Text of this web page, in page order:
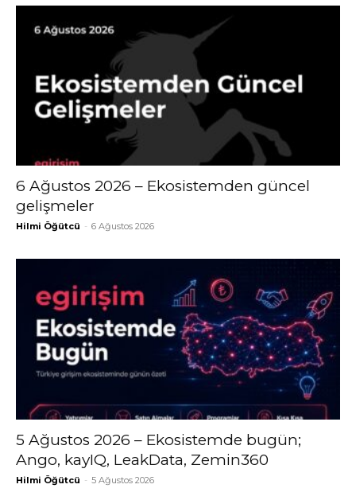
6 Ağustos 2026 – Ekosistemden güncel
gelişmeler
Hilmi Öğütcü - 6 Ağustos 2026
5 Ağustos 2026 – Ekosistemde bugün;
Ango, kayIQ, LeakData, Zemin360
Hilmi Öğütcü - 5 Ağustos 2026